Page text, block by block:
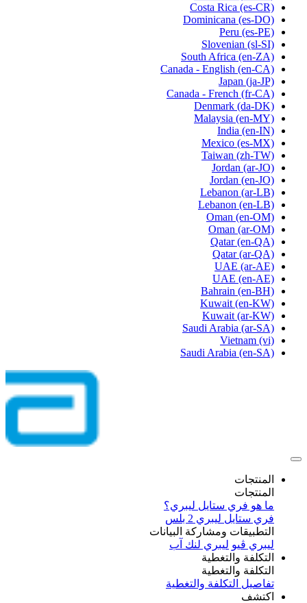
Costa Rica (es-CR)
Dominicana (es-DO)
Peru (es-PE)
Slovenian (sl-SI)
South Africa (en-ZA)
Canada - English (en-CA)
Japan (ja-JP)
Canada - French (fr-CA)
Denmark (da-DK)
Malaysia (en-MY)
India (en-IN)
Mexico (es-MX)
Taiwan (zh-TW)
Jordan (ar-JO)
Jordan (en-JO)
Lebanon (ar-LB)
Lebanon (en-LB)
Oman (en-OM)
Oman (ar-OM)
Qatar (en-QA)
Qatar (ar-QA)
UAE (ar-AE)
UAE (en-AE)
Bahrain (en-BH)
Kuwait (en-KW)
Kuwait (ar-KW)
Saudi Arabia (ar-SA)
Vietnam (vi)
Saudi Arabia (en-SA)
المنتجات
المنتجات
ما هو فري ستايل ليبري؟
فري ستايل ليبري 2 بلس​
التطبيقات ومشاركة البيانات
ليبري ڤيو ليبري لنك آب
التكلفة والتغطية
التكلفة والتغطية
تفاصيل التكلفة والتغطية
اكتشف​